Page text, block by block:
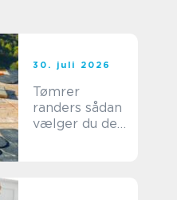
30. juli 2026
Tømrer
randers sådan
vælger du den